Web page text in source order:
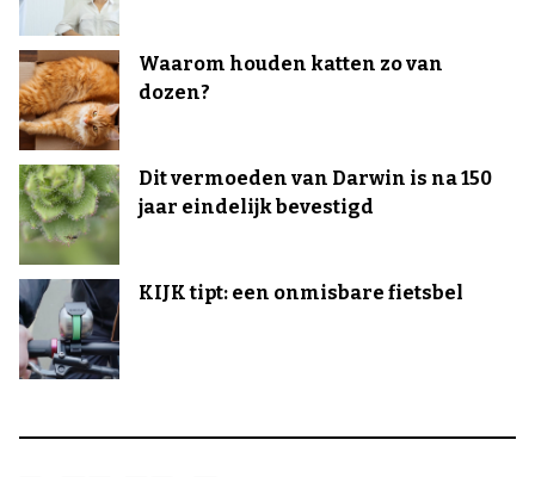
Waarom houden katten zo van
dozen?
Dit vermoeden van Darwin is na 150
jaar eindelijk bevestigd
KIJK tipt: een onmisbare fietsbel